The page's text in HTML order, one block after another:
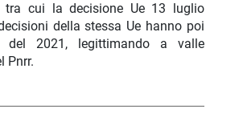
tra cui la decisione Ue 13 luglio
della stessa Ue hanno poi
del 2021, legittimando a valle
Pnrr.